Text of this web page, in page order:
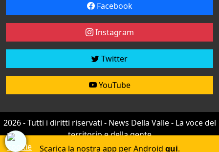
Facebook
Instagram
Twitter
YouTube
2026 - Tutti i diritti riservati - News Della Valle - La voce del
territorio e della gente
Credit by efree
Scarica la nostra app per Android qui.